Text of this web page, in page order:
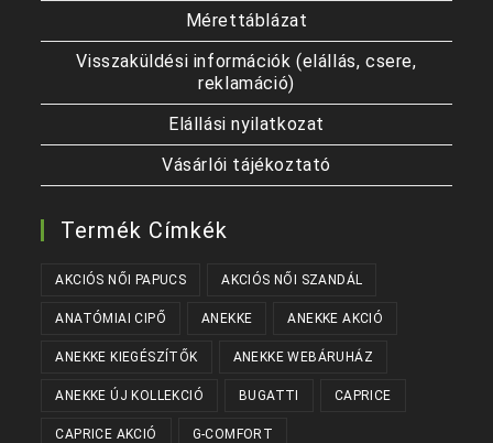
Mérettáblázat
Visszaküldési információk (elállás, csere,
reklamáció)
Elállási nyilatkozat
Vásárlói tájékoztató
Termék Címkék
AKCIÓS NŐI PAPUCS AKCIÓS NŐI SZANDÁL
ANATÓMIAI CIPŐ ANEKKE ANEKKE AKCIÓ
ANEKKE KIEGÉSZÍTŐK ANEKKE WEBÁRUHÁZ
ANEKKE ÚJ KOLLEKCIÓ BUGATTI CAPRICE
CAPRICE AKCIÓ G-COMFORT